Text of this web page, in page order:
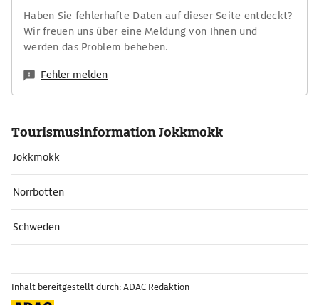
Haben Sie fehlerhafte Daten auf dieser Seite entdeckt?
Wir freuen uns über eine Meldung von Ihnen und
werden das Problem beheben.
Fehler melden
Tourismusinformation Jokkmokk
Jokkmokk
Norrbotten
Schweden
Inhalt bereitgestellt durch: ADAC Redaktion